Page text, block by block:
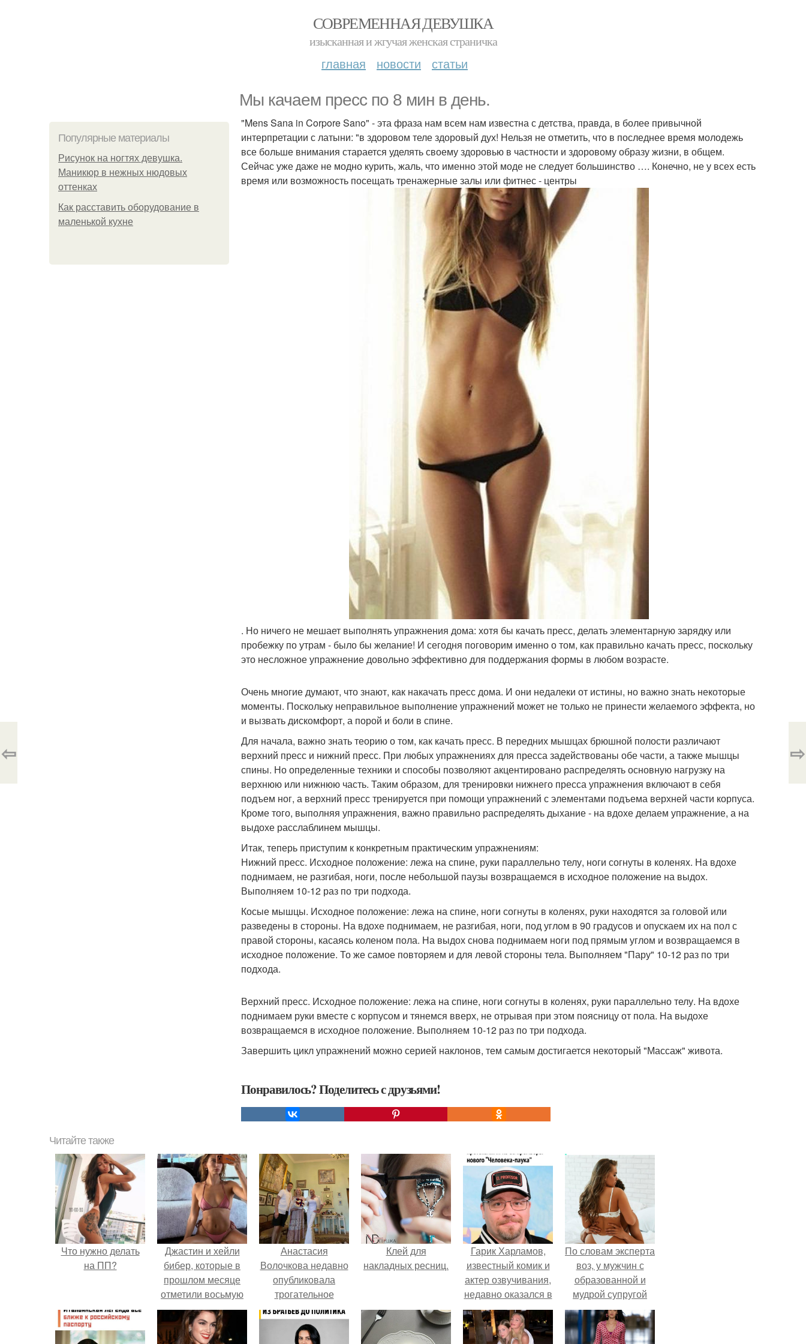
СОВРЕМЕННАЯ ДЕВУШКА
изысканная и жгучая женская страничка
главная новости статьи
Мы качаем пресс по 8 мин в день.
Популярные материалы
Рисунок на ногтях девушка.
Маникюр в нежных нюдовых
оттенках
Как расставить оборудование в
маленькой кухне
"Mens Sana in Corpore Sano" - эта фраза нам всем нам известна с детства, правда, в более привычной
интерпретации с латыни: "в здоровом теле здоровый дух! Нельзя не отметить, что в последнее время молодежь
все больше внимания старается уделять своему здоровью в частности и здоровому образу жизни, в общем.
Сейчас уже даже не модно курить, жаль, что именно этой моде не следует большинство …. Конечно, не у всех есть
время или возможность посещать тренажерные залы или фитнес - центры
. Но ничего не мешает выполнять упражнения дома: хотя бы качать пресс, делать элементарную зарядку или
пробежку по утрам - было бы желание! И сегодня поговорим именно о том, как правильно качать пресс, поскольку
это несложное упражнение довольно эффективно для поддержания формы в любом возрасте.
Очень многие думают, что знают, как накачать пресс дома. И они недалеки от истины, но важно знать некоторые
моменты. Поскольку неправильное выполнение упражнений может не только не принести желаемого эффекта, но
и вызвать дискомфорт, а порой и боли в спине.
Для начала, важно знать теорию о том, как качать пресс. В передних мышцах брюшной полости различают
верхний пресс и нижний пресс. При любых упражнениях для пресса задействованы обе части, а также мышцы
спины. Но определенные техники и способы позволяют акцентировано распределять основную нагрузку на
верхнюю или нижнюю часть. Таким образом, для тренировки нижнего пресса упражнения включают в себя
подъем ног, а верхний пресс тренируется при помощи упражнений с элементами подъема верхней части корпуса.
Кроме того, выполняя упражнения, важно правильно распределять дыхание - на вдохе делаем упражнение, а на
выдохе расслаблинем мышцы.
Итак, теперь приступим к конкретным практическим упражнениям:
Нижний пресс. Исходное положение: лежа на спине, руки параллельно телу, ноги согнуты в коленях. На вдохе
поднимаем, не разгибая, ноги, после небольшой паузы возвращаемся в исходное положение на выдох.
Выполняем 10-12 раз по три подхода.
Косые мышцы. Исходное положение: лежа на спине, ноги согнуты в коленях, руки находятся за головой или
разведены в стороны. На вдохе поднимаем, не разгибая, ноги, под углом в 90 градусов и опускаем их на пол с
правой стороны, касаясь коленом пола. На выдох снова поднимаем ноги под прямым углом и возвращаемся в
исходное положение. То же самое повторяем и для левой стороны тела. Выполняем "Пару" 10-12 раз по три
подхода.
Верхний пресс. Исходное положение: лежа на спине, ноги согнуты в коленях, руки параллельно телу. На вдохе
поднимаем руки вместе с корпусом и тянемся вверх, не отрывая при этом поясницу от пола. На выдохе
возвращаемся в исходное положение. Выполняем 10-12 раз по три подхода.
Завершить цикл упражнений можно серией наклонов, тем самым достигается некоторый "Массаж" живота.
Понравилось? Поделитесь с друзьями!
⇦ ⇨
Читайте также
Что нужно делать
на ПП?
Джастин и хейли
бибер, которые в
прошлом месяце
отметили восьмую
годовщину
помолвки, показали
новые фото с
Анастасия
Волочкова недавно
опубликовала
трогательное
совместное фото
со своей мамой, к
которой она
Клей для
накладных ресниц.
Гарик Харламов,
известный комик и
актер озвучивания,
недавно оказался в
центре внимания
из-за своей работы
над озвучкой
По словам эксперта
воз, у мужчин с
образованной и
мудрой супругой
вероятность
скоропостижной
смерти якобы на